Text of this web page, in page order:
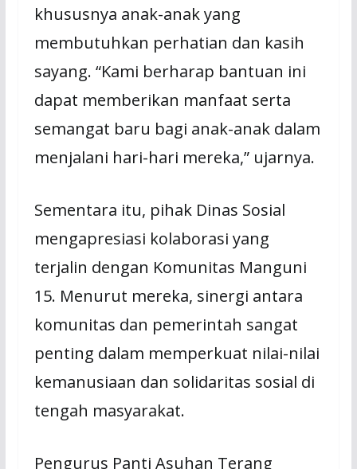
khususnya anak-anak yang
membutuhkan perhatian dan kasih
sayang. “Kami berharap bantuan ini
dapat memberikan manfaat serta
semangat baru bagi anak-anak dalam
menjalani hari-hari mereka,” ujarnya.
Sementara itu, pihak Dinas Sosial
mengapresiasi kolaborasi yang
terjalin dengan Komunitas Manguni
15. Menurut mereka, sinergi antara
komunitas dan pemerintah sangat
penting dalam memperkuat nilai-nilai
kemanusiaan dan solidaritas sosial di
tengah masyarakat.
Pengurus Panti Asuhan Terang